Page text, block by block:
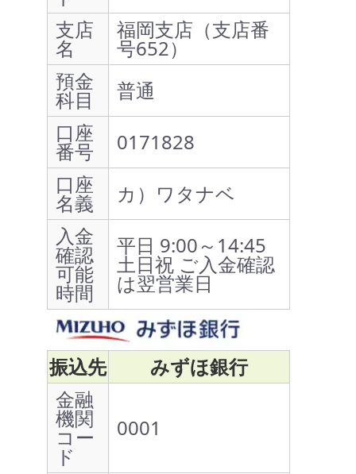
支店
名
福岡支店（支店番
号652）
預金
科目
普通
口座
番号
0171828
口座
名義
カ）ワタナベ
入金
確認
可能
時間
平日 9:00～14:45
土日祝 ご入金確認
は翌営業日
振込先
みずほ銀行
金融
機関
コー
ド
0001